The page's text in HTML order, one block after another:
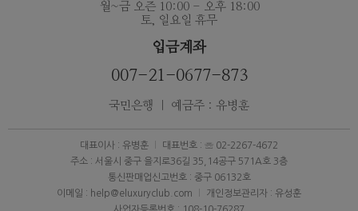
월~금 오즌 10:00 - 오후 18:00
토, 일요일 휴무
입금계좌
007-21-0677-873
국민은행 ｜ 예금주 : 유병훈
대표이사 : 유병훈
대표번호 : ☏ 02-2267-4672
주소 : 서울시 중구 을지로36길 35,14공구 571A호 3층
통신판매업신고번호 : 중구 06132호
이메일 : help@eluxuryclub.com
개인정보관리자 : 유성훈